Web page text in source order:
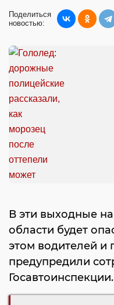
Поделиться
новостью:
В эти выходные
области будет
этом водителей и
предупредили
Госавтоинспекции.